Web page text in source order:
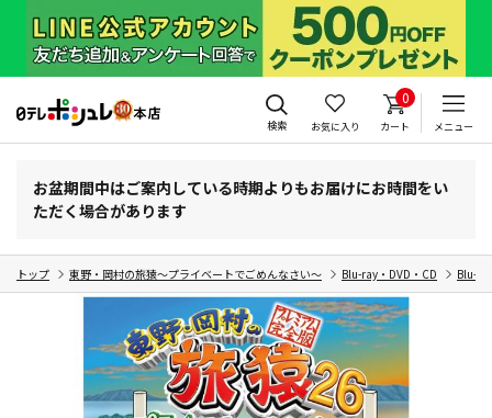
検索 お気に入り
0
カート メニュー
お盆期間中はご案内している時期よりもお届けにお時間をい
ただく場合があります
トップ 東野・岡村の旅猿～プライベートでごめんなさい～ Blu-ray・DVD・CD Blu-